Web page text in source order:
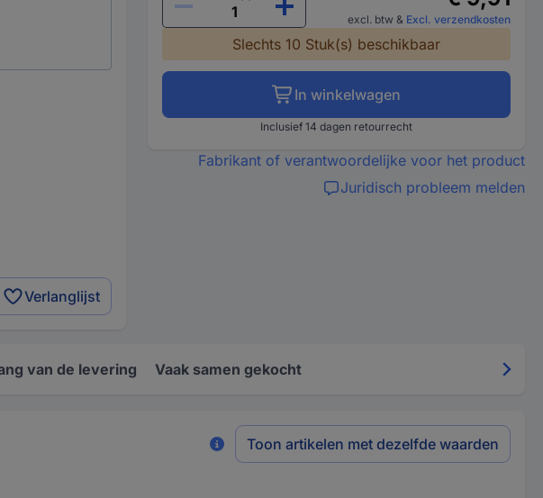
Verlanglijst
excl. btw & Excl. verzendkosten
Slechts 10 Stuk(s) beschikbaar
In winkelwagen
Inclusief 14 dagen retourrecht
Fabrikant of verantwoordelijke voor het product
Juridisch probleem melden
van de levering Vaak samen gekocht
Toon artikelen met dezelfde waarden